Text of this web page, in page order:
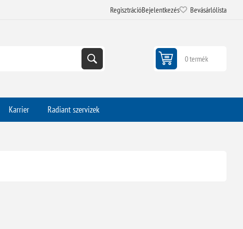
RegisztrációBejelentkezés Bevásárlólista
0 termék
Karrier Radiant szervizek